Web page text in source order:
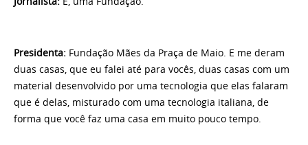
Presidenta: Fundação Mães da Praça de Maio. E me deram
duas casas, que eu falei até para vocês, duas casas com um
material desenvolvido por uma tecnologia que elas falaram
que é delas, misturado com uma tecnologia italiana, de
forma que você faz uma casa em muito pouco tempo.